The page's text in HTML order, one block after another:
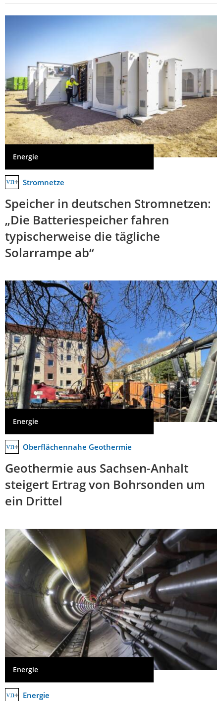
Energie
Stromnetze
Speicher in deutschen Stromnetzen:
„Die Batteriespeicher fahren
typischerweise die tägliche
Solarrampe ab“
Energie
Oberflächennahe Geothermie
Geothermie aus Sachsen-Anhalt
steigert Ertrag von Bohrsonden um
ein Drittel
Energie
Energie